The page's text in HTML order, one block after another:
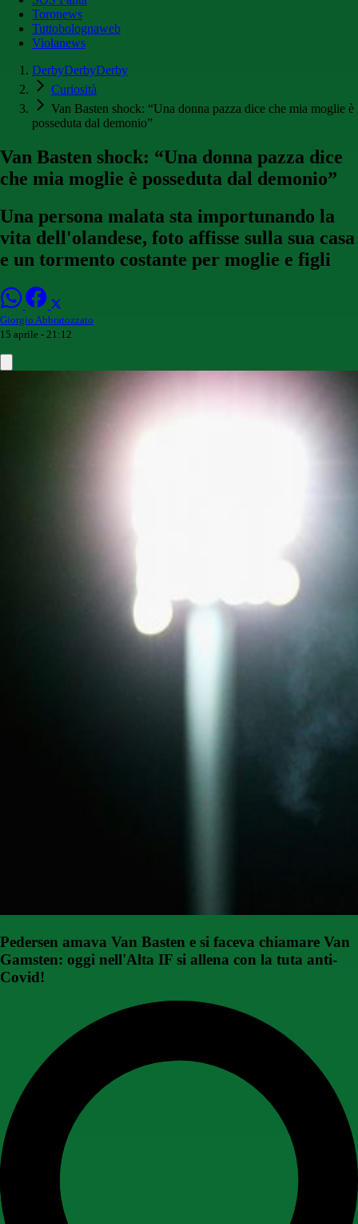
Toronews
Tuttobolognaweb
Violanews
DerbyDerbyDerby
Curiosità
Van Basten shock: “Una donna pazza dice che mia moglie è
posseduta dal demonio”
Van Basten shock: “Una donna pazza dice
che mia moglie è posseduta dal demonio”
Una persona malata sta importunando la
vita dell'olandese, foto affisse sulla sua casa
e un tormento costante per moglie e figli
Giorgio Abbratozzato
15 aprile - 21:12
Pedersen amava Van Basten e si faceva chiamare Van
Gamsten: oggi nell'Alta IF si allena con la tuta anti-
Covid!